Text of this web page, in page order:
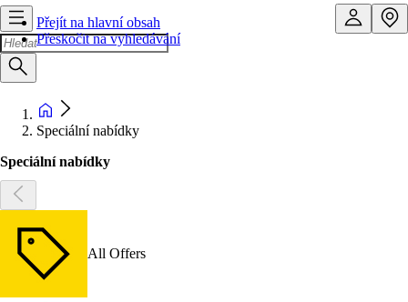
Přejít na hlavní obsah
Přeskočit na vyhledávání
Speciální nabídky
Speciální nabídky
All Offers